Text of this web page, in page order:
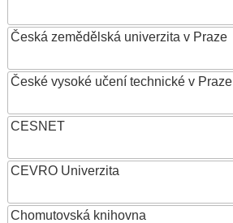
Česká zemědělská univerzita v Praze
České vysoké učení technické v Praze
CESNET
CEVRO Univerzita
Chomutovská knihovna